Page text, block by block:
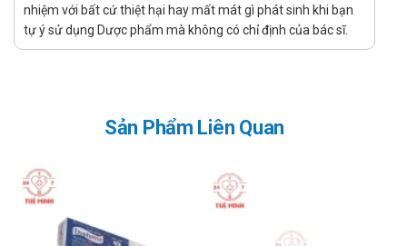
Rất hiếm gặp: Giảm bạch cầu, viêm gan, suy gan, viêm
thận kẽ.
Tương tác với thuốc khác
của Clopidogrel sẽ bị giảm, làm giảm khả năng ngăn ngừa
các cơn đau tim và đột quỵ.
Việc sử dụng Griseofulvin cùng Solimax 20 capsule sẽ làm
nhiệm với bất cứ thiệt hại hay mất mát gì phát sinh khi bạn
tự ý sử dụng Dược phẩm mà không có chỉ định của bác sĩ.
Sản Phẩm Liên Quan